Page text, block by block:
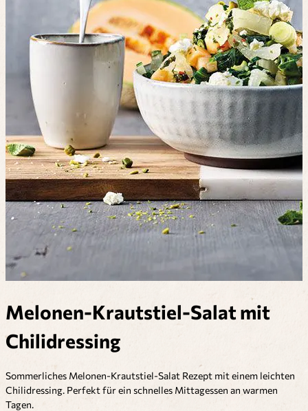
Melonen-Krautstiel-Salat mit
Chilidressing
Sommerliches Melonen-Krautstiel-Salat Rezept mit einem leichten
Chilidressing. Perfekt für ein schnelles Mittagessen an warmen
Tagen.